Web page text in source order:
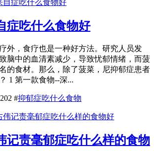
症吃什么食物好
外，食疗也是一种好方法。研究人员发
脑中的血清素减少，导致忧郁情绪，而菠
的食材。那么，除了菠菜，尼抑郁症患者
1 第一款食物--深...
202 #抑郁症吃什么食物
记责毫郁症吃什么样的食物